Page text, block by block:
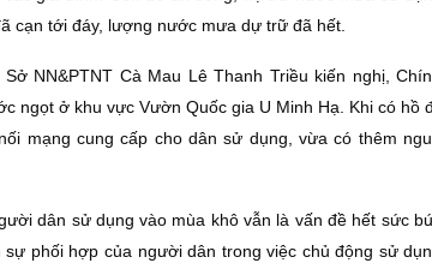
cạn tới đáy, lượng nước mưa dự trữ đã hết.
NN&PTNT Cà Mau Lê Thanh Triều kiến nghị,
ngọt ở khu vực Vườn Quốc gia U Minh Hạ. Khi có hồ
mạng cung cấp cho dân sử dụng, vừa có thêm
dân sử dụng vào mùa khô vẫn là vấn đề hết sức
phối hợp của người dân trong việc chủ động sử